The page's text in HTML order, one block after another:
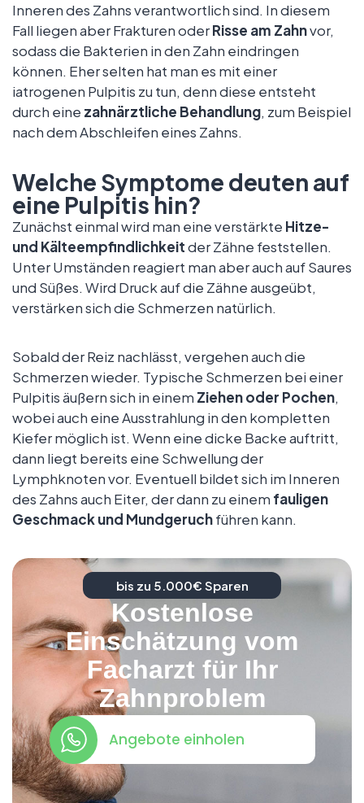
Inneren des Zahns verantwortlich sind. In diesem
Fall liegen aber Frakturen oderRisse am Zahnvor,
sodass die Bakterien in den Zahn eindringen
können. Eher selten hat man es mit einer
iatrogenen Pulpitis zu tun, denn diese entsteht
durch eine zahnärztliche Behandlung, zum Beispiel
nach dem Abschleifen eines Zahns.
Welche Symptome deuten auf
eine Pulpitis hin?
Zunächst einmal wird man eine verstärkte Hitze-
und Kälteempfindlichkeitder Zähne feststellen.
Unter Umständen reagiert man aber auch auf Saures
und Süßes. Wird Druck auf die Zähne ausgeübt,
verstärken sich die Schmerzen natürlich.
Sobald der Reiz nachlässt, vergehen auch die
Schmerzen wieder. Typische Schmerzen bei einer
Pulpitis äußern sich in einem Ziehen oder Pochen,
wobei auch eine Ausstrahlung in den kompletten
Kiefer möglich ist. Wenn eine dicke Backe auftritt,
dann liegt bereits eine Schwellung der
Lymphknoten vor. Eventuell bildet sich im Inneren
des Zahns auch Eiter, der dann zu einem fauligen
Geschmack und Mundgeruchführen kann.
bis zu 5.000€ Sparen
Kostenlose
Einschätzung vom
Facharzt für Ihr
Zahnproblem
Angebote einholen